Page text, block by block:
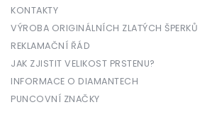
KONTAKTY
VÝROBA ORIGINÁLNÍCH ZLATÝCH ŠPERKŮ
REKLAMAČNÍ ŘÁD
JAK ZJISTIT VELIKOST PRSTENU?
INFORMACE O DIAMANTECH
PUNCOVNÍ ZNAČKY